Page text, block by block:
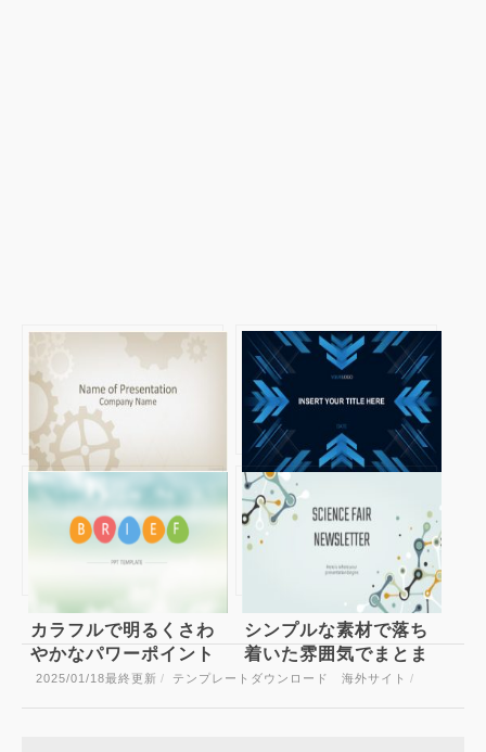
エンジニアのプレゼン
にぴったり？歯車をモ
チーフにしたパワーポ
イントテンプレート
モダンなパターンがオ
シャレなパワーポイン
トテンプレート
Abstract Arrows
PowerPoint Template
カラフルで明るくさわ
やかなパワーポイント
テンプレート
シンプルな素材で落ち
着いた雰囲気でまとま
ったテクノロジー系の
2025/01/18最終更新 / テンプレートダウンロード 海外サイト /